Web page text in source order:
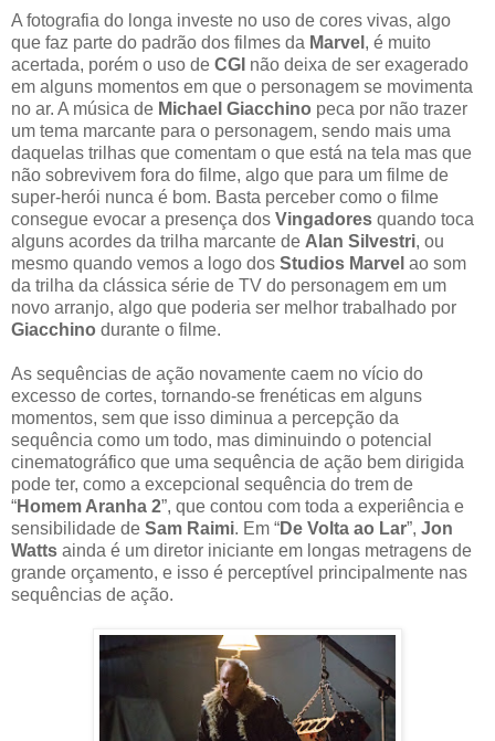
A fotografia do longa investe no uso de cores vivas, algo
que faz parte do padrão dos filmes da Marvel , é muito
acertada, porém o uso de CGI não deixa de ser exagerado
em alguns momentos em que o personagem se movimenta
no ar. A música de Michael Giacchino peca por não trazer
um tema marcante para o personagem, sendo mais uma
daquelas trilhas que comentam o que está na tela mas que
não sobrevivem fora do filme, algo que para um filme de
super-herói nunca é bom. Basta perceber como o filme
consegue evocar a presença dos Vingadores quando toca
alguns acordes da trilha marcante de Alan Silvestri, ou
mesmo quando vemos a logo dos Studios Marvel ao som
da trilha da clássica série de TV do personagem em um
novo arranjo, algo que poderia ser melhor trabalhado por
Giacchino durante o filme.
As sequências de ação novamente caem no vício do
excesso de cortes, tornando-se frenéticas em alguns
momentos, sem que isso diminua a percepção da
sequência como um todo, mas diminuindo o potencial
cinematográfico que uma sequência de ação bem dirigida
pode ter, como a excepcional sequência do trem de
“Homem Aranha 2”, que contou com toda a experiência e
sensibilidade de Sam Raimi. Em “De Volta ao Lar”, Jon
Watts ainda é um diretor iniciante em longas metragens de
grande orçamento, e isso é perceptível principalmente nas
sequências de ação.